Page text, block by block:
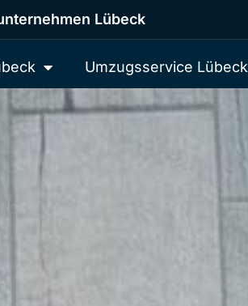
Lübeck
Umzugsservice Lübeck